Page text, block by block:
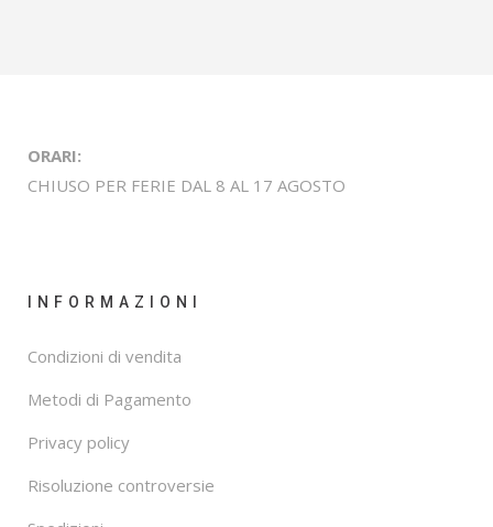
ORARI:
CHIUSO PER FERIE DAL 8 AL 17 AGOSTO
INFORMAZIONI
Condizioni di vendita
Metodi di Pagamento
Privacy policy
Risoluzione controversie